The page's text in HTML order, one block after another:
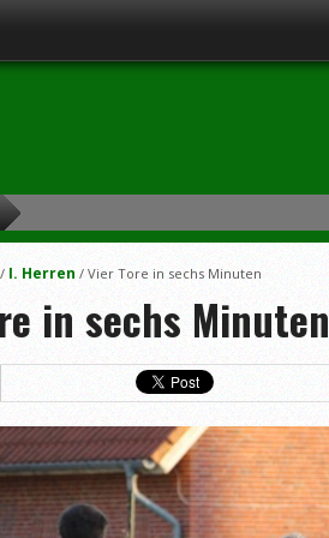
/ I. Herren / Vier Tore in sechs Minuten
in sechs Minuten